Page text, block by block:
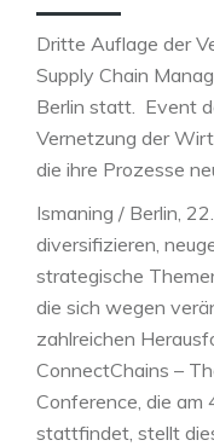
Dritte Auflage der
Supply Chain
Berlin statt. Event
Vernetzung der
die ihre Prozesse
Ismaning / Berlin,
diversifizieren,
strategische
die sich wegen
zahlreichen
ConnectChains –
Conference, die am
stattfindet, stellt